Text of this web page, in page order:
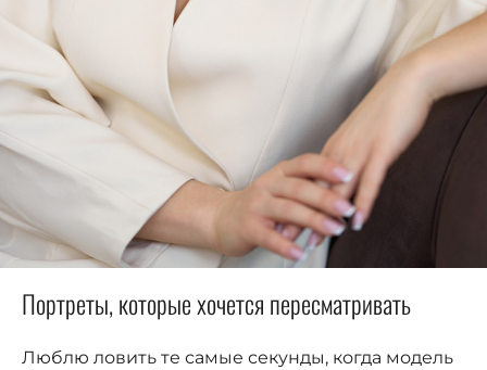
Портреты, которые хочется пересматривать
Люблю ловить те самые секунды, когда модель